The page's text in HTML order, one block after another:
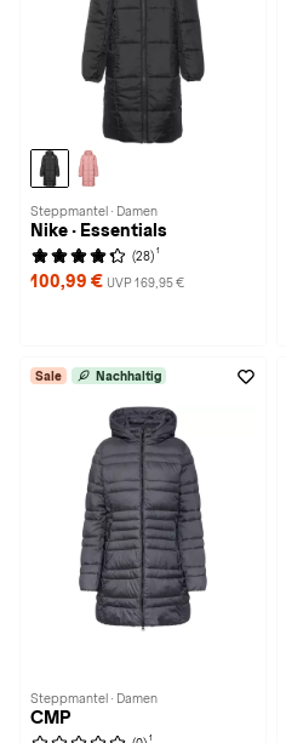
Steppmantel · Damen
Nike · Essentials
(28) 1
100,99 € UVP 169,95 €
Sale Nachhaltig
Steppmantel · Damen
CMP
1